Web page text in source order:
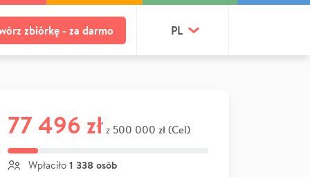
zbiórkę - za darmo PL
77 496 zł z 500 000 zł (Cel)
Wpłaciło 1 338 osób